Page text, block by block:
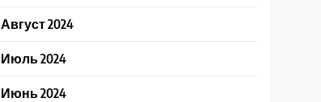
Август 2024
Июль 2024
Июнь 2024